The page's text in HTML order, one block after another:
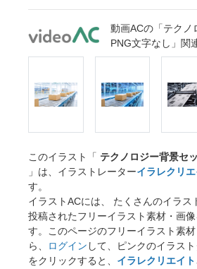
動画ACの「テクノ
PNG文字なし」関
このイラスト「 テクノロジー背景セ
」は、イラストレーターイラレクリエ
す。
イラストACには、 たくさんのイラス
投稿されたフリーイラスト素材・画
す。このページのフリーイラスト素
ら、
ログイン して、ピンクのイラス
をクリックすると、 イラレクリエイト